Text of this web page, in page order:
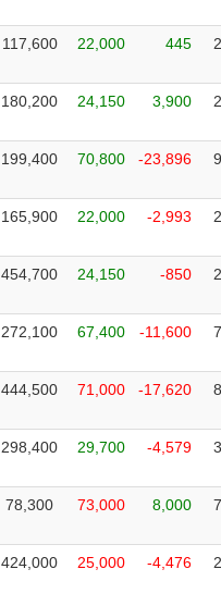
117,600 22,000 445
180,200 24,150 3,900
199,400 70,800 -23,896
165,900 22,000 -2,993
454,700 24,150 -850
272,100 67,400 -11,600
444,500 71,000 -17,620
298,400 29,700 -4,579
78,300 73,000 8,000
424,000 25,000 -4,476